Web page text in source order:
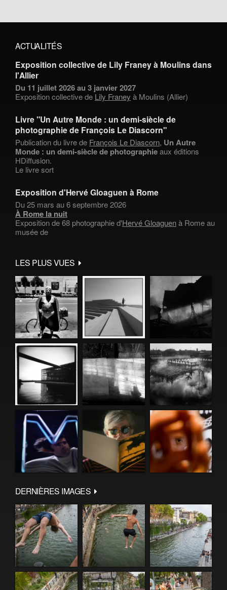
ACTUALITÉS
Exposition collective de Lily Franey à Moulins dans
l'Allier
Du 11 juillet 2026 au 3 janvier 2027
Exposition collective de Lily Franey à Moulins (Allier)
Livre "Un Autre Monde : un demi-siècle de
photographie de François Le Diascorn"
Publication du livre de François Le Diascorn, Un Autre
Monde : un demi-siècle de photographieaux éditions
HDiffusion.
Le livre sort
Exposition d'Hervé Gloaguen à Rome
Du 25 mars au 6 septembre 2026
À Rome la nuit
Exposition de 68 photographie d'Hervé Gloaguenà Rome au
musée de
LES PLUS VUES
DERNIÈRES IMAGES